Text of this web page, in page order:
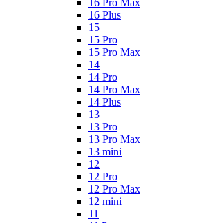
16 Pro Max
16 Plus
15
15 Pro
15 Pro Max
14
14 Pro
14 Pro Max
14 Plus
13
13 Pro
13 Pro Max
13 mini
12
12 Pro
12 Pro Max
12 mini
11